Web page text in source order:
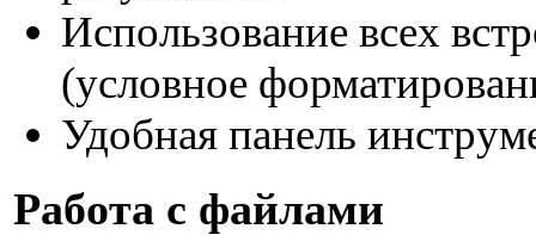
Использование всех
(условное
Удобная панель
Работа с файлами